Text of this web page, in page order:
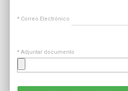
* Correo Electrónico
* Adjuntar documento